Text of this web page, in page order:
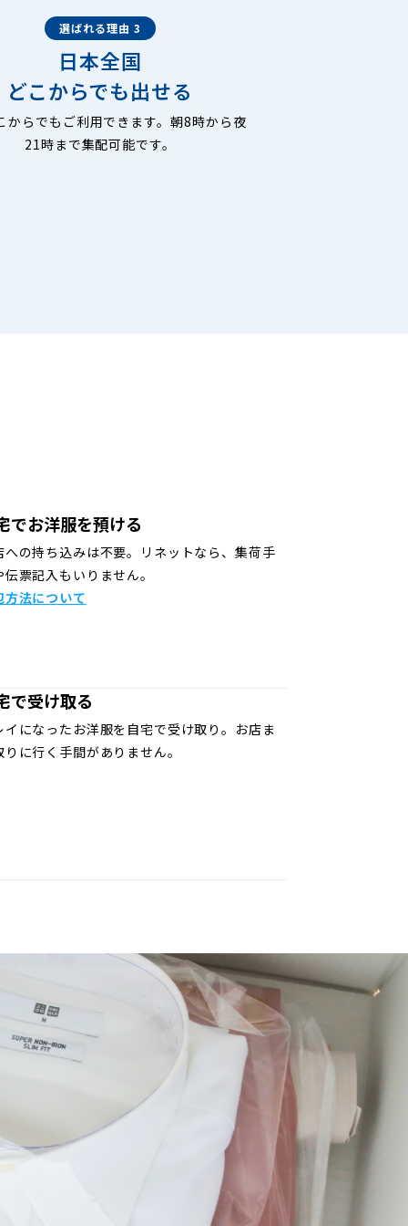
選ばれる理由 3
日本全国
どこからでも出せる
からでもご利用できます。朝8時から夜
21時まで集配可能です。
でお洋服を預ける
への持ち込みは不要。リネットなら、集荷手
伝票記入もいりません。
方法について
で受け取る
イになったお洋服を自宅で受け取り。お店ま
りに行く手間がありません。